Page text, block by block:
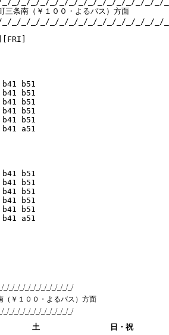
条南（￥１００・よるバス）方面
_/_/_/_/_/_/_/_/_/_/_/_/_/_/_/_/
b51
b51
b51
b51
b51
a51
b51
b51
b51
b51
b51
a51
_/_/_/_/_/_/_/_/_/_/_/_/_/
￥１００・よるバス）方面
_/_/_/_/_/_/_/_/_/_/_/_/_/
土 日・祝